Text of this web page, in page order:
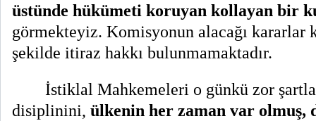
üstünde hükümeti koruyan kollayan bir
görmekteyiz. Komisyonun alacağı kararlar
şekilde itiraz hakkı bulunmamaktadır.
İstiklal Mahkemeleri o günkü zor
disiplinini, ülkenin her zaman var olmuş,